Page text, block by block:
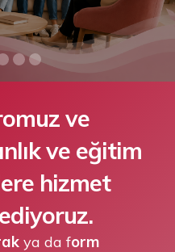
ve
ve eğitim
hizmet
ya da form